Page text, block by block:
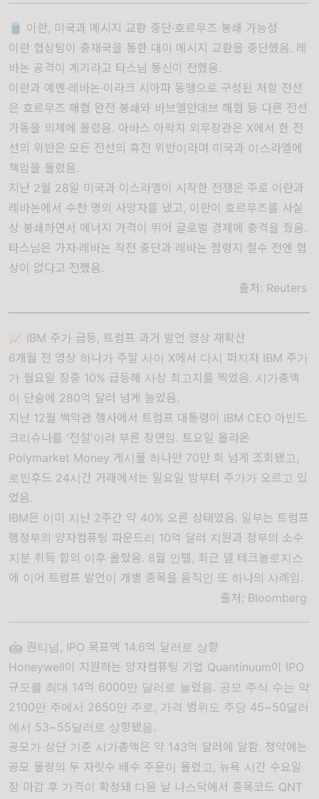
🛢️ 이란, 미국과 메시지 교환 중단·호르무즈 봉쇄 가능성
이란 협상팀이 중재국을 통한 대미 메시지 교환을 중단했음. 레
바논 공격이 계기라고 타스님 통신이 전했음.
이란과 예멘·레바논·이라크 시아파 동맹으로 구성된 저항 전선
은 호르무즈 해협 완전 봉쇄와 바브엘만데브 해협 등 다른 전선
가동을 의제에 올렸음. 아바스 아락치 외무장관은 X에서 한 전
선의 위반은 모든 전선의 휴전 위반이라며 미국과 이스라엘에
책임을 돌렸음.
지난 2월 28일 미국과 이스라엘이 시작한 전쟁은 주로 이란과
레바논에서 수천 명의 사망자를 냈고, 이란이 호르무즈를 사실
상 봉쇄하면서 에너지 가격이 뛰어 글로벌 경제에 충격을 줬음.
타스님은 가자·레바논 작전 중단과 레바논 점령지 철수 전엔 협
상이 없다고 전했음.
출처: Reuters
📈 IBM 주가 급등, 트럼프 과거 발언 영상 재확산
6개월 전 영상 하나가 주말 사이 X에서 다시 퍼지자 IBM 주가
가 월요일 장중 10% 급등해 사상 최고치를 찍었음. 시가총액
이 단숨에 280억 달러 넘게 늘었음.
지난 12월 백악관 행사에서 트럼프 대통령이 IBM CEO 아빈드
크리슈나를 '전설'이라 부른 장면임. 토요일 올라온
Polymarket Money 게시물 하나만 70만 회 넘게 조회됐고,
로빈후드 24시간 거래에서는 일요일 밤부터 주가가 오르고 있
었음.
IBM은 이미 지난 2주간 약 40% 오른 상태였음. 일부는 트럼프
행정부의 양자컴퓨팅 파운드리 10억 달러 지원과 정부의 소수
지분 취득 합의 이후 올랐음. 8월 인텔, 최근 델 테크놀로지스
에 이어 트럼프 발언이 개별 종목을 움직인 또 하나의 사례임.
출처: Bloomberg
🤖 퀀티넘, IPO 목표액 14.6억 달러로 상향
Honeywell이 지원하는 양자컴퓨팅 기업 Quantinuum이 IPO
규모를 최대 14억 6000만 달러로 늘렸음. 공모 주식 수는 약
2100만 주에서 2650만 주로, 가격 범위도 주당 45~50달러
에서 53~55달러로 상향됐음.
공모가 상단 기준 시가총액은 약 143억 달러에 달함. 청약에는
공모 물량의 두 자릿수 배수 주문이 몰렸고, 뉴욕 시간 수요일
장 마감 후 가격이 확정돼 다음 날 나스닥에서 종목코드 QNT